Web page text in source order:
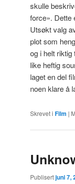
skulle
force». Dette
Utsøkt valg
plot som
og i helt
like heftig
laget en del
noen klare å
Skrevet i Film |
Publisertjuni 7,